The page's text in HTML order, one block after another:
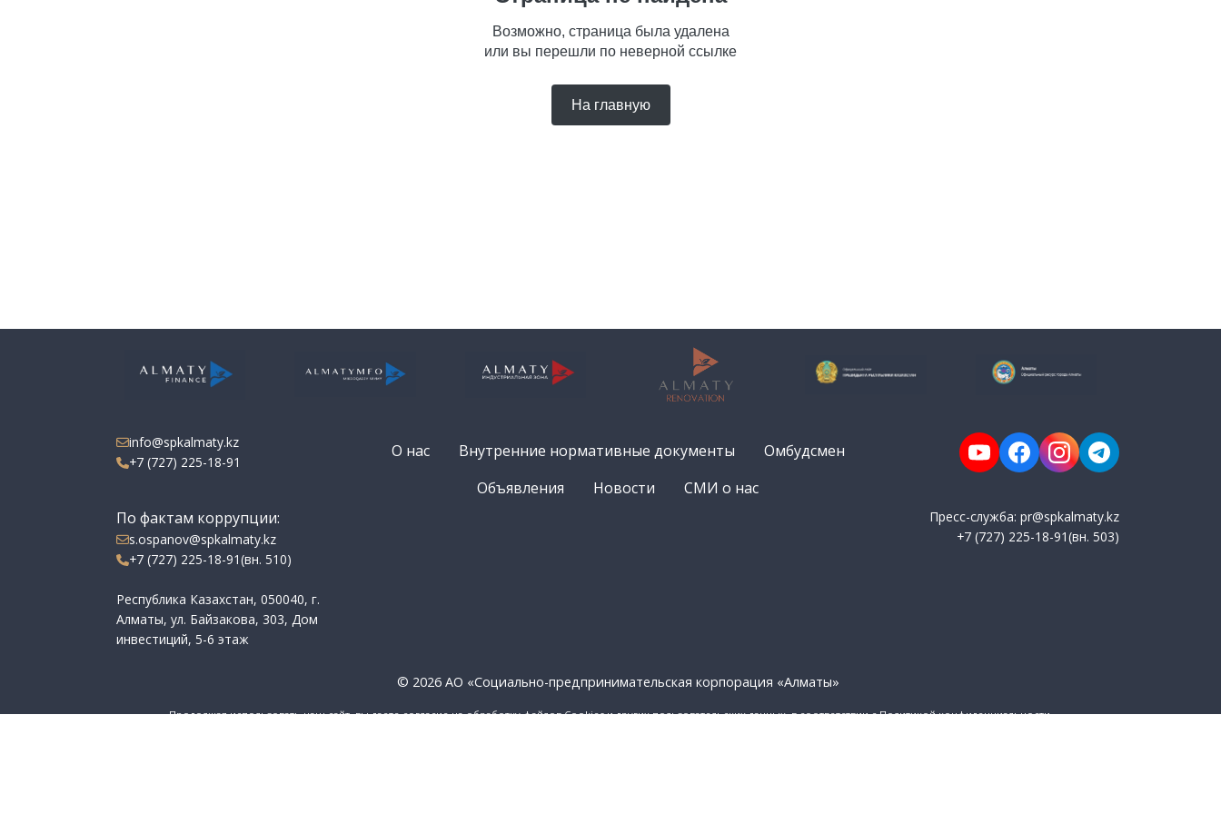
Возможно, страница была удалена
или вы перешли по неверной ссылке
На главную
info@spkalmaty.kz
+7 (727) 225-18-91
О нас Внутренние нормативные документы
Омбудсмен
Объявления
Новости
СМИ о нас
По фактам коррупции:
s.ospanov@spkalmaty.kz
+7 (727) 225-18-91(вн. 510)
Республика Казахстан, 050040, г.
Алматы, ул. Байзакова, 303, Дом
инвестиций, 5-6 этаж
Пресс-служба: pr@spkalmaty.kz
+7 (727) 225-18-91(вн. 503)
© 2026 АО «Социально-предпринимательская корпорация «Алматы»
Продолжая использовать наш сайт, вы даете согласие на обработку файлов Cookies и других пользовательских данных, в соответствии с Политикой конфиденциальности.